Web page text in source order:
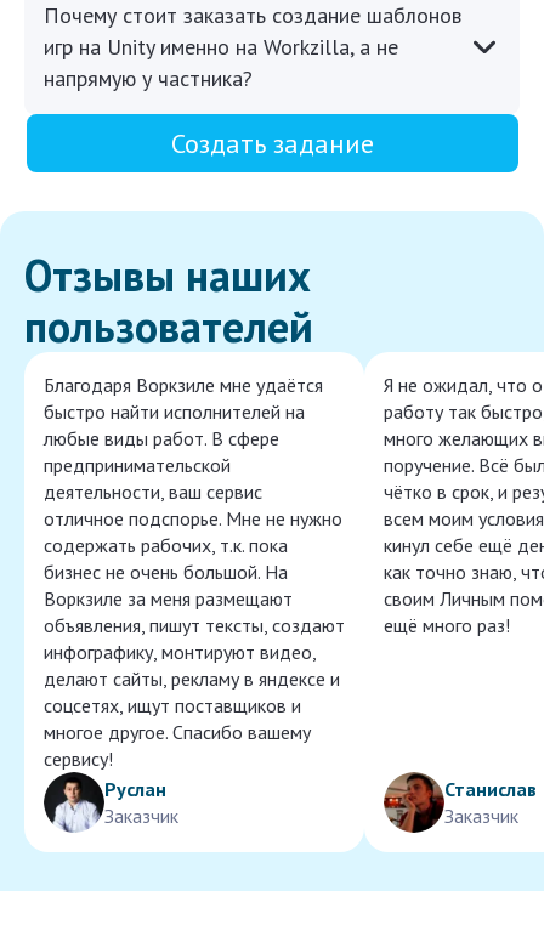
Почему стоит заказать создание шаблонов
игр на Unity именно на Workzilla, а не
напрямую у частника?
Создать задание
Отзывы наших
пользователей
Благодаря Воркзиле мне удаётся
быстро найти исполнителей на
любые виды работ. В сфере
предпринимательской
деятельности, ваш сервис
отличное подспорье. Мне не нужно
содержать рабочих, т.к. пока
бизнес не очень большой. На
Воркзиле за меня размещают
объявления, пишут тексты, создают
инфографику, монтируют видео,
делают сайты, рекламу в яндексе и
соцсетях, ищут поставщиков и
многое другое. Спасибо вашему
сервису!
Руслан
Заказчик
Я не ожидал, что
работу так
много желающих
поручение. Всё
чётко в срок, и
всем моим
кинул себе ещё
как точно знаю,
своим Личным
ещё много раз!
Станислав
Заказчик